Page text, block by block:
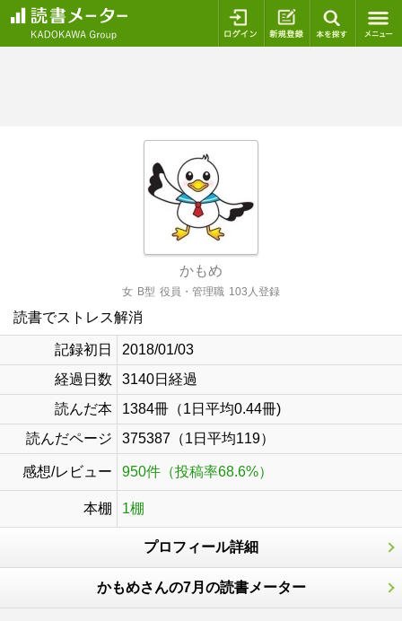
ログイン 新規登録
かもめ
女 B型 役員・管理職 103人登録
読書でストレス解消
記録初日
2018/01/03
経過日数
3140日経過
読んだ本
1384冊（1日平均0.44冊)
読んだページ
375387（1日平均119）
感想/レビュー 950件（投稿率68.6%）
本棚 1棚
プロフィール詳細
かもめさんの7月の読書メーター